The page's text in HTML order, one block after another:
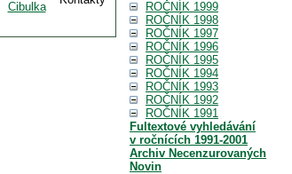
Cibulka
ROČNÍK 1999
ROČNÍK 1998
ROČNÍK 1997
ROČNÍK 1996
ROČNÍK 1995
ROČNÍK 1994
ROČNÍK 1993
ROČNÍK 1992
ROČNÍK 1991
Fultextové vyhledávání
v ročnících 1991-2001
Archiv Necenzurovaných
Novin